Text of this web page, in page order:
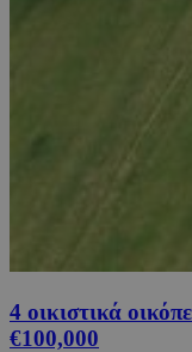
4 οικιστικά
€100,000